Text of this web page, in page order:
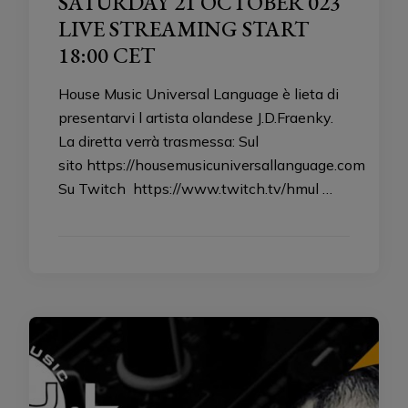
LIVE STREAMING START
18:00 CET
House Music Universal Language è lieta di
presentarvi l artista olandese J.D.Fraenky.
La diretta verrà trasmessa: Sul
sito https://housemusicuniversallanguage.com
Su Twitch https://www.twitch.tv/hmul …